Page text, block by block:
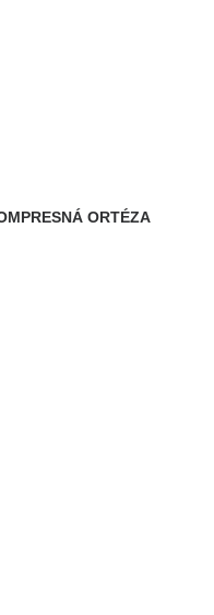
ORTÉZA